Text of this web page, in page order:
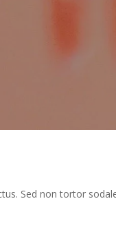
Sed non tortor